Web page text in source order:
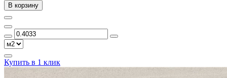
В корзину
Купить в 1 клик